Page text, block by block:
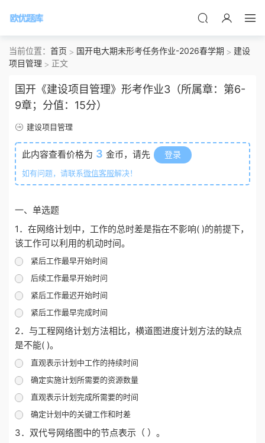
当前位置： 首页 国开电大期未形考任务作业-2026春学期
建设
项目管理
正文
国开《建设项目管理》形考作业3（所属章：第6-
9章；分值：15分）
建设项目管理
此内容查看价格为 3 金币，请先 登录
如有问题，请联系微信客服解决！
一、单选题
1．在网络计划中，工作的总时差是指在不影响( )的前提下，
该工作可以利用的机动时间。
紧后工作最早开始时间
后续工作最早开始时问
紧后工作最迟开始时间
紧后工作最早完成时间
2．与工程网络计划方法相比，横道图进度计划方法的缺点
是不能( )。
直观表示计划中工作的持续时间
确定实施计划所需要的资源数量
直观表示计划完成所需要的时间
确定计划中的关键工作和时差
3．双代号网络图中的节点表示（ ）。